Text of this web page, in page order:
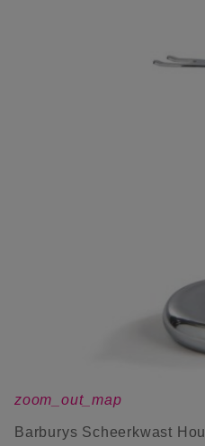
zoom_out_map
Barburys Scheerkwast